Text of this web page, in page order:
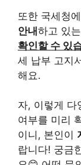
또한 국세청
안내하고 있
확인할 수 있
세 납부 고지
해요.
자, 이렇게 다
여부를 미리
이니, 본인이
랍니다! 궁금